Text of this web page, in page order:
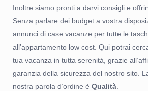
Inoltre siamo pronti a darvi consigli e
Senza parlare dei budget a vostra
annunci di case vacanze per tutte le
all’appartamento low cost. Qui potrai
tua vacanza in tutta serenità, grazie
garanzia della sicurezza del nostro sito.
nostra parola d’ordine è Qualità